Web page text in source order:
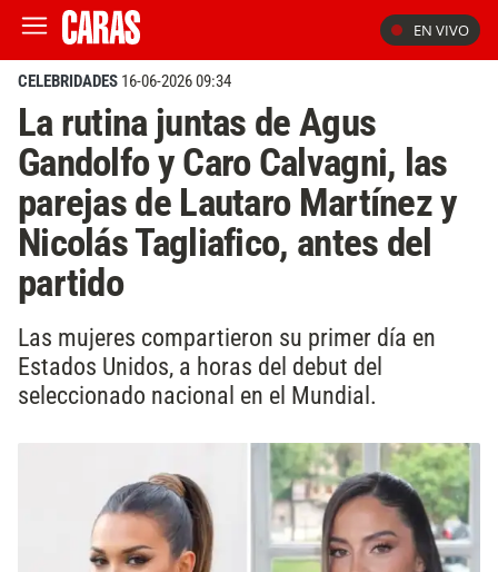
EN VIVO
CELEBRIDADES 16-06-2026 09:34
La rutina juntas de Agus
Gandolfo y Caro Calvagni, las
parejas de Lautaro Martínez y
Nicolás Tagliafico, antes del
partido
Las mujeres compartieron su primer día en
Estados Unidos, a horas del debut del
seleccionado nacional en el Mundial.